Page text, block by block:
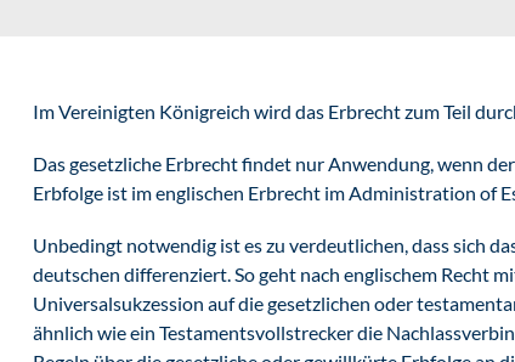
Im Vereinigten Königreich wird das Erbrecht zum Teil
Das gesetzliche Erbrecht findet nur Anwendung, wenn
Erbfolge ist im englischen Erbrecht im Administration of
Unbedingt notwendig ist es zu verdeutlichen, dass sich
deutschen differenziert. So geht nach englischem Recht
Universalsukzession auf die gesetzlichen oder
ähnlich wie ein Testamentsvollstrecker die